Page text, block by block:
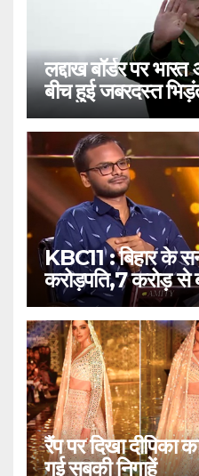
लद्दाख बॉर्डर पर
बीच हुई जबरदस्त
KBC11 : बिहार के
करोड़पति,7 करोड़ से
रैंप पर दिखा दीपिका
गई सबकी निगाहें